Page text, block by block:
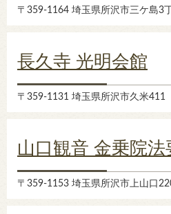
〒359-1164 埼玉県所沢市三ケ島3
長久寺 光明会館
〒359-1131 埼玉県所沢市久米411
山口観音 金乗院法
〒359-1153 埼玉県所沢市上山口